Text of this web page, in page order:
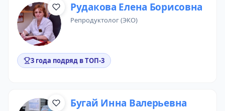
Рудакова Елена Борисовна
репродуктолог (ЭКО)
3 года подряд в ТОП-3
Бугай Инна Валерьевна